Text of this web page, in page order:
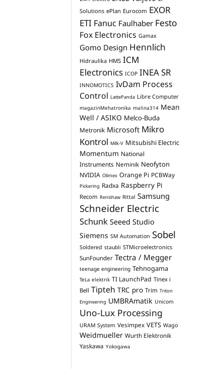
Solutions ePlan Eurocom EXOR
ETI Fanuc Faulhaber Festo
Fox Electronics Gamax
Gomo Design Hennlich
Hidraulika HMS ICM
Electronics ICOP INEA SR
INNOMOTICS IvDam Process
Control LattePanda Libre Computer
magazinMehatronika malina314 Mean
Well / ASIKO Melco-Buda
Metronik Microsoft Mikro
Kontrol Milk-V Mitsubishi Electric
Momentum National
Instruments Neminik Neofyton
NVIDIA Olimex Orange Pi PCBWay
Pickering Radxa Raspberry Pi
Recom Renishaw Rittal Samsung
Schneider Electric
Schunk Seeed Studio
Siemens SM Automation Sobel
Soldered staubli STMicroelectronics
SunFounder Tectra / Megger
teenage engineering Tehnogama
TeLa elektrik TI LaunchPad Tinex i
Bell Tipteh TRC pro Trim Triton
Engineering UMBRAmatik Unicom
Uno-Lux Processing
URAM System Vesimpex VETS Wago
Weidmueller Wurth Elektronik
Yaskawa Yokogawa